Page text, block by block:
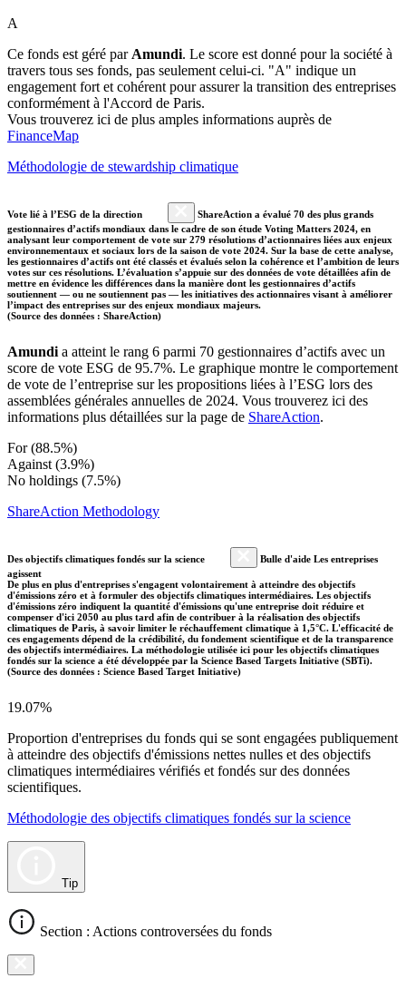
A
Ce fonds est géré par Amundi. Le score est donné pour la société à
travers tous ses fonds, pas seulement celui-ci. "A" indique un
engagement fort et cohérent pour assurer la transition des entreprises
conformément à l'Accord de Paris.
Vous trouverez ici de plus amples informations auprès de
FinanceMap
Méthodologie de stewardship climatique
Vote lié à l’ESG de la direction
ShareAction a évalué 70 des plus grands
gestionnaires d’actifs mondiaux dans le cadre de son étude Voting Matters 2024, en
analysant leur comportement de vote sur 279 résolutions d’actionnaires liées aux enjeux
environnementaux et sociaux lors de la saison de vote 2024. Sur la base de cette analyse,
les gestionnaires d’actifs ont été classés et évalués selon la cohérence et l’ambition de leurs
votes sur ces résolutions. L’évaluation s’appuie sur des données de vote détaillées afin de
mettre en évidence les différences dans la manière dont les gestionnaires d’actifs
soutiennent — ou ne soutiennent pas — les initiatives des actionnaires visant à améliorer
l’impact des entreprises sur des enjeux mondiaux majeurs.
(Source des données : ShareAction)
Amundi a atteint le rang 6 parmi 70 gestionnaires d’actifs avec un
score de vote ESG de 95.7%. Le graphique montre le comportement
de vote de l’entreprise sur les propositions liées à l’ESG lors des
assemblées générales annuelles de 2024. Vous trouverez ici des
informations plus détaillées sur la page de ShareAction.
For (88.5%)
Against (3.9%)
No holdings (7.5%)
ShareAction Methodology
Des objectifs climatiques fondés sur la science
Bulle d'aide Les entreprises
agissent
De plus en plus d'entreprises s'engagent volontairement à atteindre des objectifs
d'émissions zéro et à formuler des objectifs climatiques intermédiaires. Les objectifs
d'émissions zéro indiquent la quantité d'émissions qu'une entreprise doit réduire et
compenser d'ici 2050 au plus tard afin de contribuer à la réalisation des objectifs
climatiques de Paris, à savoir limiter le réchauffement climatique à 1,5°C. L'efficacité de
ces engagements dépend de la crédibilité, du fondement scientifique et de la transparence
des objectifs intermédiaires. La méthodologie utilisée ici pour les objectifs climatiques
fondés sur la science a été développée par la Science Based Targets Initiative (SBTi).
(Source des données : Science Based Target Initiative)
19.07%
Proportion d'entreprises du fonds qui se sont engagées publiquement
à atteindre des objectifs d'émissions nettes nulles et des objectifs
climatiques intermédiaires vérifiés et fondés sur des données
scientifiques.
Méthodologie des objectifs climatiques fondés sur la science
Tip
Section : Actions controversées du fonds